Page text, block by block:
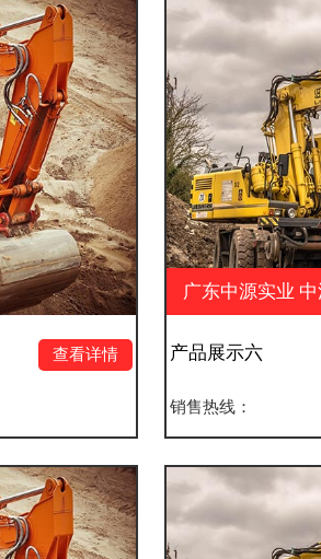
广东中源实业 中源房地产经纪有
限公司 中源户外广告
产品展示六